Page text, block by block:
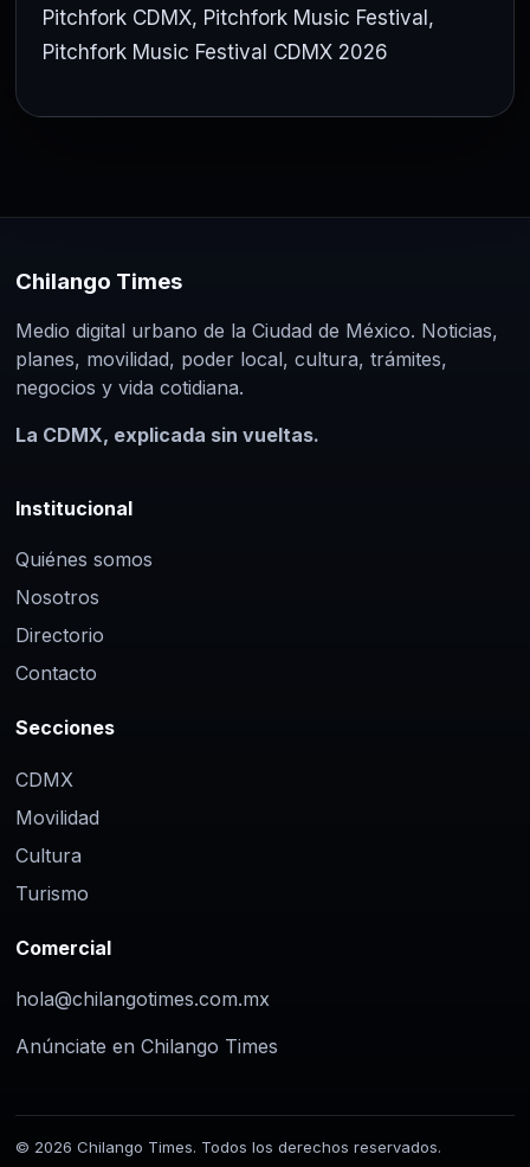
Pitchfork CDMX, Pitchfork Music Festival,
Pitchfork Music Festival CDMX 2026
Chilango Times
Medio digital urbano de la Ciudad de México. Noticias,
planes, movilidad, poder local, cultura, trámites,
negocios y vida cotidiana.
La CDMX, explicada sin vueltas.
Institucional
Quiénes somos
Nosotros
Directorio
Contacto
Secciones
CDMX
Movilidad
Cultura
Turismo
Comercial
hola@chilangotimes.com.mx
Anúnciate en Chilango Times
© 2026 Chilango Times. Todos los derechos reservados.